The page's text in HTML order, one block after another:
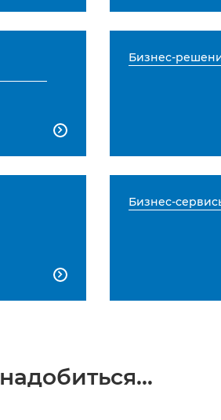

Бизнес-

Бизнес-